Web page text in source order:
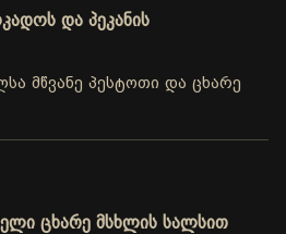
და პეკანის
მწვანე პესტოთი და ცხარე
ცხარე მსხლის სალსით